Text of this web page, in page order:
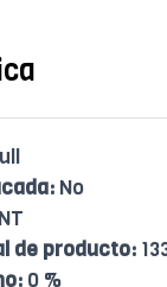
No
de producto:
0 %